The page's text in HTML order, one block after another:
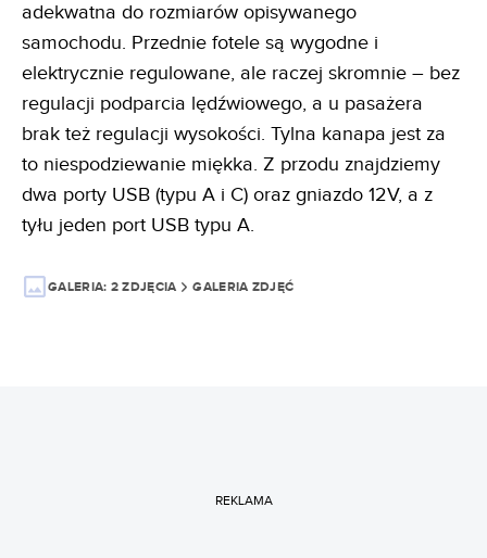
adekwatna do rozmiarów opisywanego
samochodu. Przednie fotele są wygodne i
elektrycznie regulowane, ale raczej skromnie – bez
regulacji podparcia lędźwiowego, a u pasażera
brak też regulacji wysokości. Tylna kanapa jest za
to niespodziewanie miękka. Z przodu znajdziemy
dwa porty USB (typu A i C) oraz gniazdo 12V, a z
tyłu jeden port USB typu A.
GALERIA: 2 ZDJĘCIA GALERIA ZDJĘĆ
REKLAMA